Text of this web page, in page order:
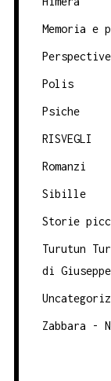
Memoria e
Polis
Psiche
RISVEGLI
Romanzi
Sibille
Storie
Turutun
di
Zabbara -